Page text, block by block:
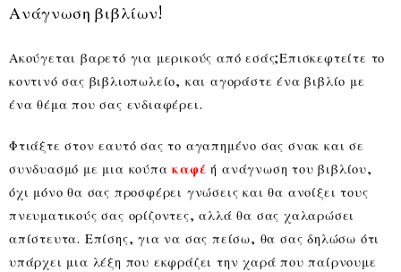
Ανάγνωση βιβλίων!
Ακούγεται βαρετό για μερικούς από εσάς;Επισκεφτείτε το
κοντινό σας βιβλιοπωλείο, και αγοράστε ένα βιβλίο με
ένα θέμα που σας ενδιαφέρει.
Φτιάξτε στον εαυτό σας το αγαπημένο σας σνακ και σε
συνδυασμό με μια κούπα καφέ ή ανάγνωση του βιβλίου,
όχι μόνο θα σας προσφέρει γνώσεις και θα ανοίξει τους
πνευματικούς σας ορίζοντες, αλλά θα σας χαλαρώσει
απίστευτα. Επίσης, για να σας πείσω, θα σας δηλώσω ότι
υπάρχει μια λέξη που εκφράζει την χαρά που παίρνουμε